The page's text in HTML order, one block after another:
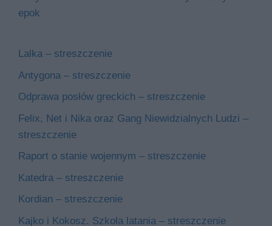
epok
Lalka – streszczenie
Antygona – streszczenie
Odprawa posłów greckich – streszczenie
Felix, Net i Nika oraz Gang Niewidzialnych Ludzi –
streszczenie
Raport o stanie wojennym – streszczenie
Katedra – streszczenie
Kordian – streszczenie
Kajko i Kokosz. Szkoła latania – streszczenie